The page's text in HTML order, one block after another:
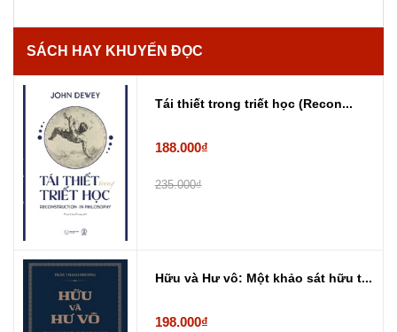
SÁCH HAY KHUYẾN ĐỌC
Tái thiết trong triết học (Recon...
188.000₫
235.000₫
Hữu và Hư vô: Một khảo sát hữu t...
198.000₫